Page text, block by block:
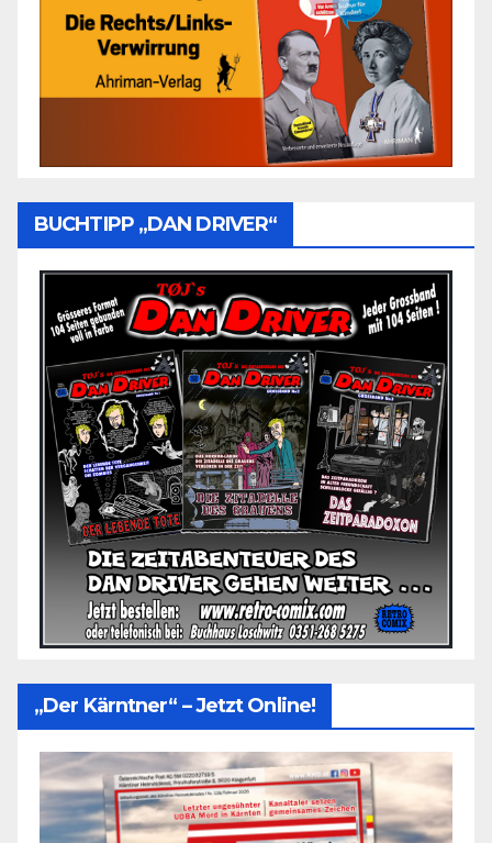
BUCHTIPP „DAN DRIVER“
„Der Kärntner“ – Jetzt Online!